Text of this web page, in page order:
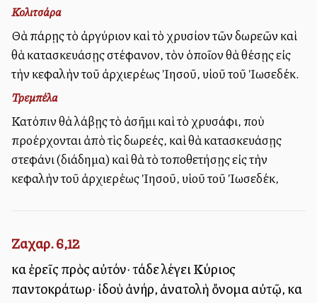
Κολιτσάρα
Θὰ πάρῃς τὸ ἀργύριον καὶ τὸ χρυσίον τῶν δωρεῶν καὶ
θὰ κατασκευάσῃς στέφανον, τὸν ὁποῖον θὰ θέσῃς εἰς
τὴν κεφαλὴν τοῦ ἀρχιερέως Ἰησοῦ, υἱοῦ τοῦ Ἰωσεδέκ.
Τρεμπέλα
Κατόπιν θὰ λάβῃς τὸ ἀσῆμι καὶ τὸ χρυσάφι, ποὺ
προέρχονται ἀπὸ τὶς δωρεές, καὶ θὰ κατασκευάσῃς
στεφάνι (διάδημα) καὶ θὰ τὸ τοποθετήσῃς εἰς τὴν
κεφαλὴν τοῦ ἀρχιερέως Ἰησοῦ, υἱοῦ τοῦ Ἰωσεδέκ,
Ζαχαρ. 6,12
καὶ ἐρεῖς πρὸς αὐτόν· τάδε λέγει Κύριος
παντοκράτωρ· ἰδοὺ ἀνήρ, ἀνατολὴ ὄνομα αὐτῷ, καὶ